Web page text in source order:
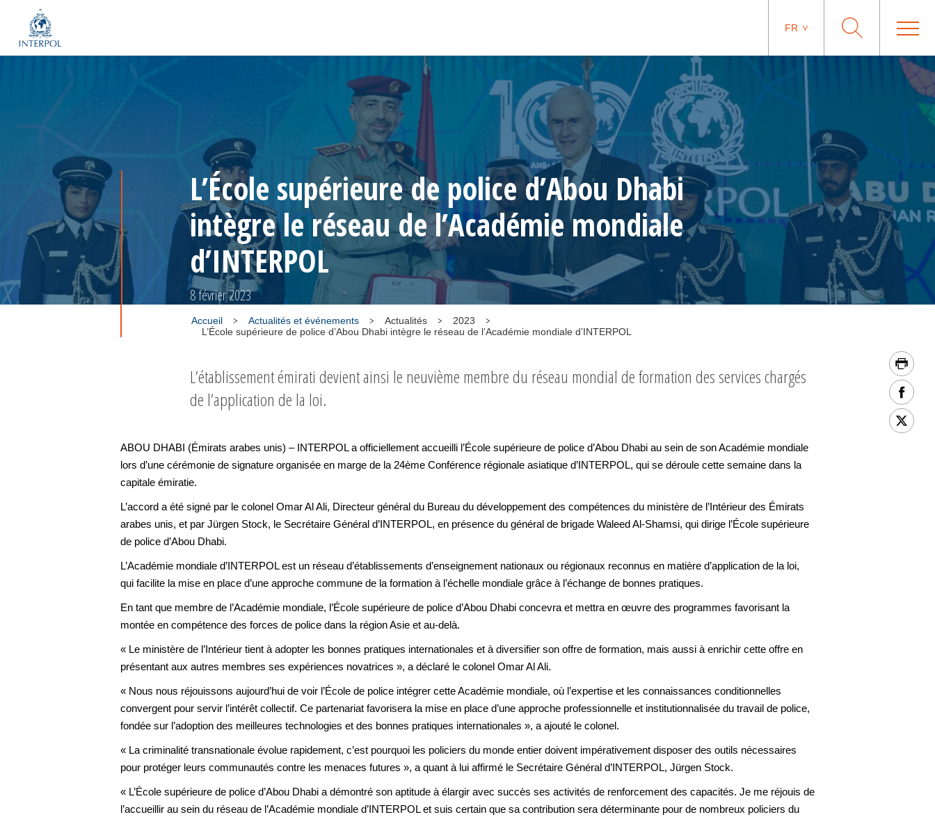
FR
L’École supérieure de police d’Abou Dhabi
intègre le réseau de l’Académie mondiale
d’INTERPOL
8 février 2023
Accueil Actualités et événements Actualités
2023
L’École supérieure de police d’Abou Dhabi intègre le réseau de l’Académie mondiale d’INTERPOL
L’établissement émirati devient ainsi le neuvième membre du réseau mondial de formation des services chargés
de l’application de la loi.
ABOU DHABI (Émirats arabes unis) – INTERPOL a officiellement accueilli l’École supérieure de police d’Abou Dhabi au sein de son Académie mondiale
lors d’une cérémonie de signature organisée en marge de la 24ème Conférence régionale asiatique d’INTERPOL, qui se déroule cette semaine dans la
capitale émiratie.
L’accord a été signé par le colonel Omar Al Ali, Directeur général du Bureau du développement des compétences du ministère de l’Intérieur des Émirats
arabes unis, et par Jürgen Stock, le Secrétaire Général d’INTERPOL, en présence du général de brigade Waleed Al-Shamsi, qui dirige l’École supérieure
de police d’Abou Dhabi.
L’Académie mondiale d’INTERPOL est un réseau d’établissements d’enseignement nationaux ou régionaux reconnus en matière d’application de la loi,
qui facilite la mise en place d’une approche commune de la formation à l’échelle mondiale grâce à l’échange de bonnes pratiques.
En tant que membre de l’Académie mondiale, l’École supérieure de police d’Abou Dhabi concevra et mettra en œuvre des programmes favorisant la
montée en compétence des forces de police dans la région Asie et au-delà.
« Le ministère de l’Intérieur tient à adopter les bonnes pratiques internationales et à diversifier son offre de formation, mais aussi à enrichir cette offre en
présentant aux autres membres ses expériences novatrices », a déclaré le colonel Omar Al Ali.
« Nous nous réjouissons aujourd’hui de voir l’École de police intégrer cette Académie mondiale, où l’expertise et les connaissances conditionnelles
convergent pour servir l’intérêt collectif. Ce partenariat favorisera la mise en place d’une approche professionnelle et institutionnalisée du travail de police,
fondée sur l’adoption des meilleures technologies et des bonnes pratiques internationales », a ajouté le colonel.
« La criminalité transnationale évolue rapidement, c’est pourquoi les policiers du monde entier doivent impérativement disposer des outils nécessaires
pour protéger leurs communautés contre les menaces futures », a quant à lui affirmé le Secrétaire Général d’INTERPOL, Jürgen Stock.
« L’École supérieure de police d’Abou Dhabi a démontré son aptitude à élargir avec succès ses activités de renforcement des capacités. Je me réjouis de
l’accueillir au sein du réseau de l’Académie mondiale d’INTERPOL et suis certain que sa contribution sera déterminante pour de nombreux policiers du